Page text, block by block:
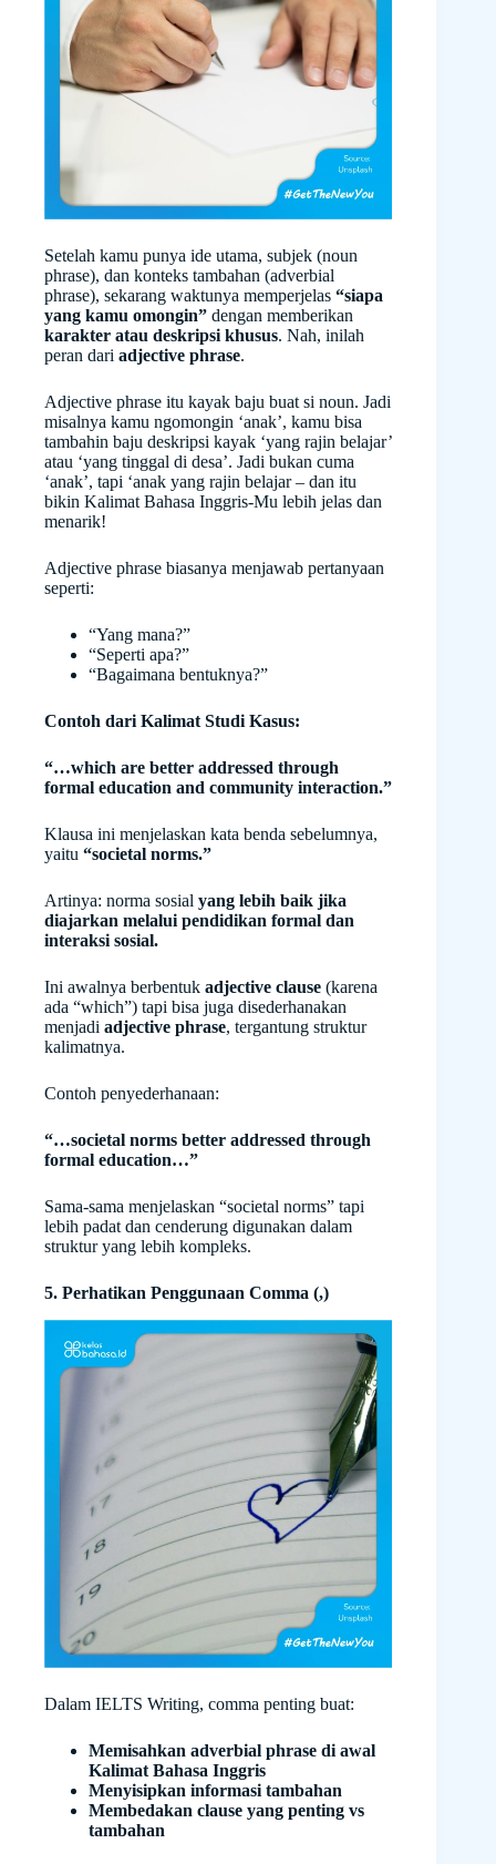
Setelah kamu punya ide utama, subjek (noun
phrase), dan konteks tambahan (adverbial
phrase), sekarang waktunya memperjelas “siapa
yang kamu omongin” dengan memberikan
karakter atau deskripsi khusus. Nah, inilah
peran dari adjective phrase.
Adjective phrase itu kayak baju buat si noun. Jadi
misalnya kamu ngomongin ‘anak’, kamu bisa
tambahin baju deskripsi kayak ‘yang rajin belajar’
atau ‘yang tinggal di desa’. Jadi bukan cuma
‘anak’, tapi ‘anak yang rajin belajar – dan itu
bikin Kalimat Bahasa Inggris-Mu lebih jelas dan
menarik!
Adjective phrase biasanya menjawab pertanyaan
seperti:
“Yang mana?”
“Seperti apa?”
“Bagaimana bentuknya?”
Contoh dari Kalimat Studi Kasus:
“…which are better addressed through
formal education and community interaction.”
Klausa ini menjelaskan kata benda sebelumnya,
yaitu “societal norms.”
Artinya: norma sosial yang lebih baik jika
diajarkan melalui pendidikan formal dan
interaksi sosial.
Ini awalnya berbentuk adjective clause (karena
ada “which”) tapi bisa juga disederhanakan
menjadi adjective phrase, tergantung struktur
kalimatnya.
Contoh penyederhanaan:
“…societal norms better addressed through
formal education…”
Sama-sama menjelaskan “societal norms” tapi
lebih padat dan cenderung digunakan dalam
struktur yang lebih kompleks.
5. Perhatikan Penggunaan Comma (,)
Dalam IELTS Writing, comma penting buat:
Memisahkan adverbial phrase di awal
Kalimat Bahasa Inggris
Menyisipkan informasi tambahan
Membedakan clause yang penting vs
tambahan